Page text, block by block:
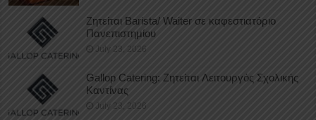
Ζητείται Barista/ Waiter σε καφεστιατόριο
Πανεπιστημίου
July 23, 2026
Gallop Catering: Ζητείται Λειτουργός Σχολικής
Καντίνας
July 23, 2026